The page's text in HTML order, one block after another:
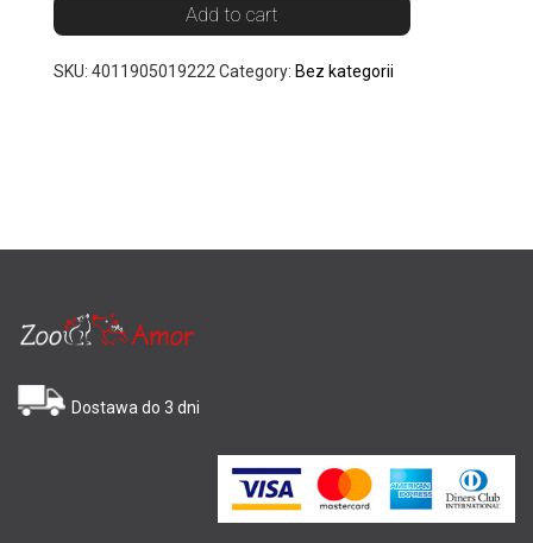
Add to cart
SKU: 4011905019222 Category: Bez kategorii
Dostawa do 3 dni